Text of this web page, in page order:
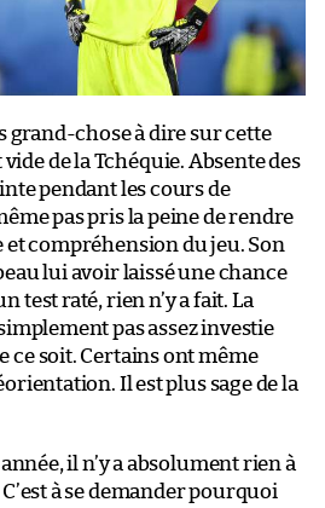
grand-chose à dire sur cette
de la Tchéquie. Absente des
pendant les cours de
pas pris la peine de rendre
et compréhension du jeu. Son
lui avoir laissé une chance
test raté, rien n’y a fait. La
pas assez investie
ce soit. Certains ont même
Il est plus sage de la
il n’y a absolument rien à
à se demander pourquoi